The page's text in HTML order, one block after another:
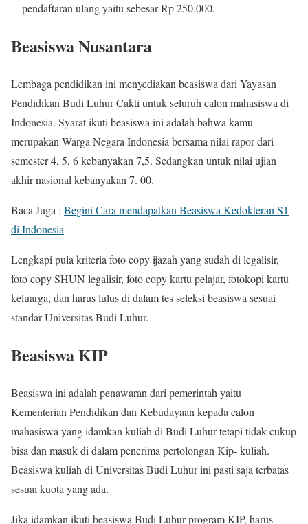
pendaftaran ulang yaitu sebesar Rp 250.000.
Beasiswa Nusantara
Lembaga pendidikan ini menyediakan beasiswa dari Yayasan
Pendidikan Budi Luhur Cakti untuk seluruh calon mahasiswa di
Indonesia. Syarat ikuti beasiswa ini adalah bahwa kamu
merupakan Warga Negara Indonesia bersama nilai rapor dari
semester 4, 5, 6 kebanyakan 7,5. Sedangkan untuk nilai ujian
akhir nasional kebanyakan 7. 00.
Baca Juga : Begini Cara mendapatkan Beasiswa Kedokteran S1
di Indonesia
Lengkapi pula kriteria foto copy ijazah yang sudah di legalisir,
foto copy SHUN legalisir, foto copy kartu pelajar, fotokopi kartu
keluarga, dan harus lulus di dalam tes seleksi beasiswa sesuai
standar Universitas Budi Luhur.
Beasiswa KIP
Beasiswa ini adalah penawaran dari pemerintah yaitu
Kementerian Pendidikan dan Kebudayaan kepada calon
mahasiswa yang idamkan kuliah di Budi Luhur tetapi tidak cukup
bisa dan masuk di dalam penerima pertolongan Kip- kuliah.
Beasiswa kuliah di Universitas Budi Luhur ini pasti saja terbatas
sesuai kuota yang ada.
Jika idamkan ikuti beasiswa Budi Luhur program KIP, harus